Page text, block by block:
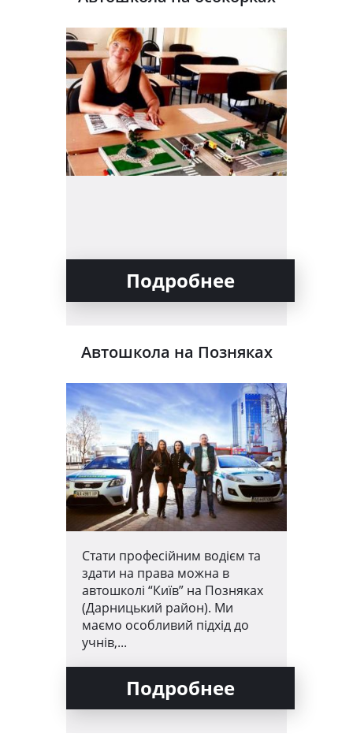
Подробнее
Автошкола на Позняках
Стати професійним водієм та
здати на права можна в
автошколі “Київ” на Позняках
(Дарницький район). Ми
маємо особливий підхід до
учнів,...
Подробнее